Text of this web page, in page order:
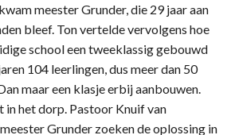
meester Grunder, die 29 jaar aan
bleef. Ton vertelde vervolgens hoe
school een tweeklassig gebouwd
104 leerlingen, dus meer dan 50
maar een klasje erbij aanbouwen.
in het dorp. Pastoor Knuif van
Grunder zoeken de oplossing in